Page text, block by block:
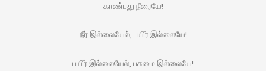
காண்பது நீரையே!
நீர் இல்லையேல், பயிர் இல்லையே!
பயிர் இல்லையேல், பசுமை இல்லையே!